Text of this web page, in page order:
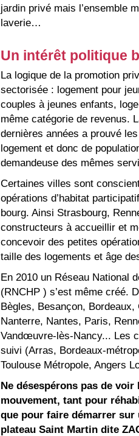
jardin privé mais l’ensemble
laverie…
Un intérêt politique
La logique de la promotion
sectorisée : logement pour
couples à jeunes enfants,
même catégorie de revenus.
dernières années a prouvé
logement et donc de
demandeuse des mêmes
Certaines villes sont
opérations d’habitat
bourg. Ainsi Strasbourg,
constructeurs à accueillir et
concevoir des petites
taille des logements et âge
En 2010 un Réseau National
(RNCHP ) s’est même créé.
Bègles, Besançon,
Nanterre, Nantes, Paris,
Vandœuvre-lès-Nancy... Les
suivi (Arras, Bordeaux-
Toulouse Métropole, Angers
Ne désespérons pas de
mouvement, tant pour
que pour faire démarrer sur
plateau Saint Martin dite